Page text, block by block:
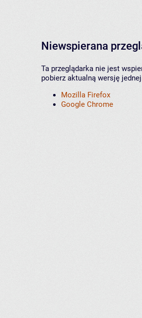
Niewspierana
Ta przeglądarka nie jest
pobierz aktualną wersję
Mozilla Firefox
Google Chrome